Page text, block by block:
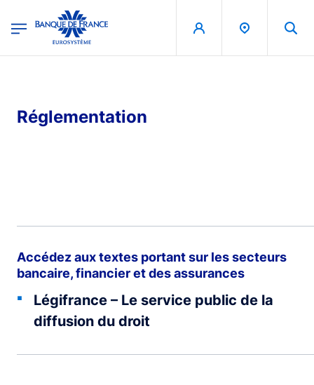
Banque de France - Menu Principal
Réglementation
Accédez aux textes portant sur les secteurs
bancaire, financier et des assurances
Légifrance – Le service public de la
diffusion du droit